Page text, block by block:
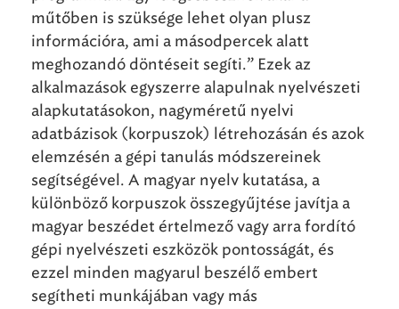
műtőben is szüksége lehet olyan plusz
információra, ami a másodpercek alatt
meghozandó döntéseit segíti.” Ezek az
alkalmazások egyszerre alapulnak nyelvészeti
alapkutatásokon, nagyméretű nyelvi
adatbázisok (korpuszok) létrehozásán és azok
elemzésén a gépi tanulás módszereinek
segítségével. A magyar nyelv kutatása, a
különböző korpuszok összegyűjtése javítja a
magyar beszédet értelmező vagy arra fordító
gépi nyelvészeti eszközök pontosságát, és
ezzel minden magyarul beszélő embert
segítheti munkájában vagy más